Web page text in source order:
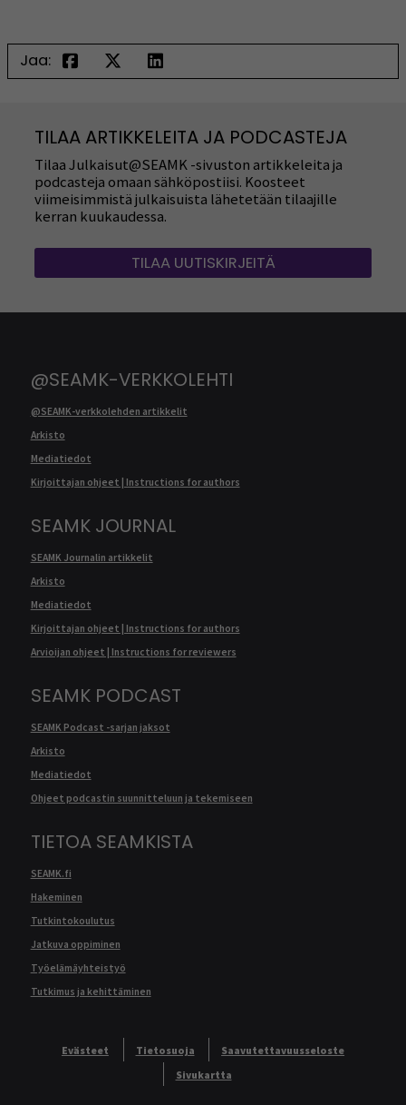
Jaa:
TILAA ARTIKKELEITA JA PODCASTEJA
Tilaa Julkaisut@SEAMK -sivuston artikkeleita ja
podcasteja omaan sähköpostiisi. Koosteet
viimeisimmistä julkaisuista lähetetään tilaajille
kerran kuukaudessa.
TILAA UUTISKIRJEITÄ
@SEAMK-VERKKOLEHTI
@SEAMK-verkkolehden artikkelit
Arkisto
Mediatiedot
Kirjoittajan ohjeet | Instructions for authors
SEAMK JOURNAL
SEAMK Journalin artikkelit
Arkisto
Mediatiedot
Kirjoittajan ohjeet | Instructions for authors
Arvioijan ohjeet | Instructions for reviewers
SEAMK PODCAST
SEAMK Podcast -sarjan jaksot
Arkisto
Mediatiedot
Ohjeet podcastin suunnitteluun ja tekemiseen
TIETOA SEAMKISTA
SEAMK.fi
Hakeminen
Tutkintokoulutus
Jatkuva oppiminen
Työelämäyhteistyö
Tutkimus ja kehittäminen
Evästeet Tietosuoja
Saavutettavuusseloste
Sivukartta